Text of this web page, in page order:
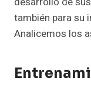
también para su
Analicemos los